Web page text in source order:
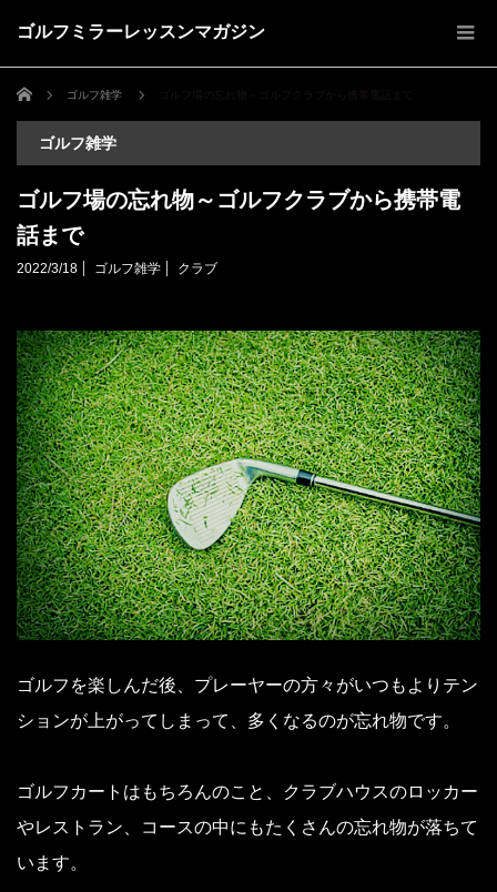
ゴルフミラーレッスンマガジン
ホーム ゴルフ雑学
ゴルフ雑学
ゴルフ場の忘れ物～ゴルフクラブから携帯電
話まで
2022/3/18 ゴルフ雑学 クラブ
ゴルフを楽しんだ後、プレーヤーの方々がいつもよりテン
ションが上がってしまって、多くなるのが忘れ物です。
ゴルフカートはもちろんのこと、クラブハウスのロッカー
やレストラン、コースの中にもたくさんの忘れ物が落ちて
います。